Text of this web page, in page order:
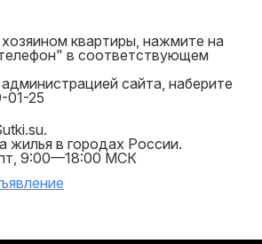
квартиры, нажмите на
в соответствующем
сайта, наберите
01-25
жилья в городах России.
9:00—18:00 МСК